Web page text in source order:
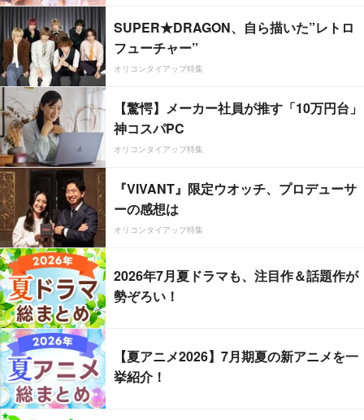
SUPER★DRAGON、自ら描いた”レトロ
フューチャー”
オリコンタイアップ特集
【驚愕】メーカー社員が推す「10万円台」
神コスパPC
オリコンタイアップ特集
『VIVANT』限定ウオッチ、プロデューサ
ーの感想は
オリコンタイアップ特集
2026年7月夏ドラマも、注目作＆話題作が
勢ぞろい！
【夏アニメ2026】7月期夏の新アニメを一
挙紹介！